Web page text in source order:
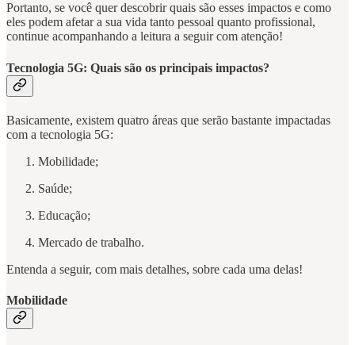
Portanto, se você quer descobrir quais são esses impactos e como
eles podem afetar a sua vida tanto pessoal quanto profissional,
continue acompanhando a leitura a seguir com atenção!
Tecnologia 5G: Quais são os principais impactos?
Basicamente, existem quatro áreas que serão bastante impactadas
com a tecnologia 5G:
Mobilidade;
Saúde;
Educação;
Mercado de trabalho.
Entenda a seguir, com mais detalhes, sobre cada uma delas!
Mobilidade